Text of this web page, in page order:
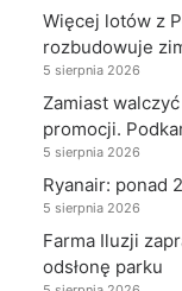
Więcej lotów z
rozbudowuje
5 sierpnia 2026
Zamiast
promocji.
5 sierpnia 2026
Ryanair: ponad
5 sierpnia 2026
Farma Iluzji
odsłonę parku